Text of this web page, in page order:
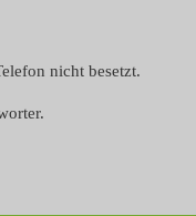
nicht besetzt.